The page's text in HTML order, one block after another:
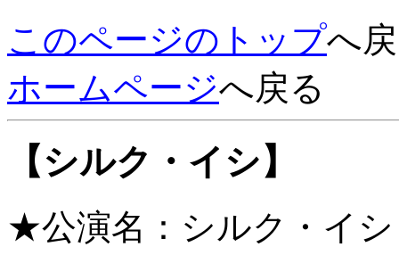
このページのトップへ
ホームページへ戻る
【シルク・イシ】
★公演名：シルク・イシ